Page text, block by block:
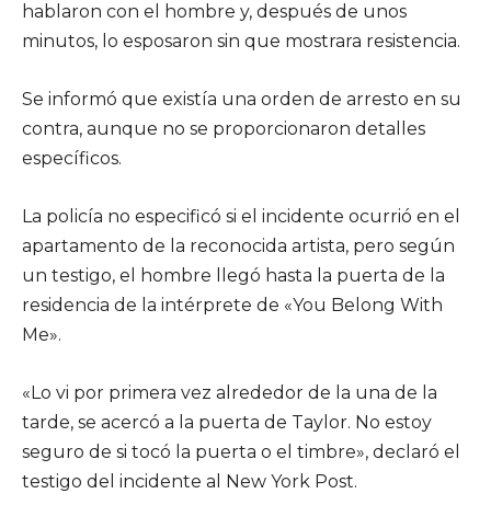
hablaron con el hombre y, después de unos
minutos, lo esposaron sin que mostrara resistencia.
Se informó que existía una orden de arresto en su
contra, aunque no se proporcionaron detalles
específicos.
La policía no especificó si el incidente ocurrió en el
apartamento de la reconocida artista, pero según
un testigo, el hombre llegó hasta la puerta de la
residencia de la intérprete de «You Belong With
Me».
«Lo vi por primera vez alrededor de la una de la
tarde, se acercó a la puerta de Taylor. No estoy
seguro de si tocó la puerta o el timbre», declaró el
testigo del incidente al New York Post.